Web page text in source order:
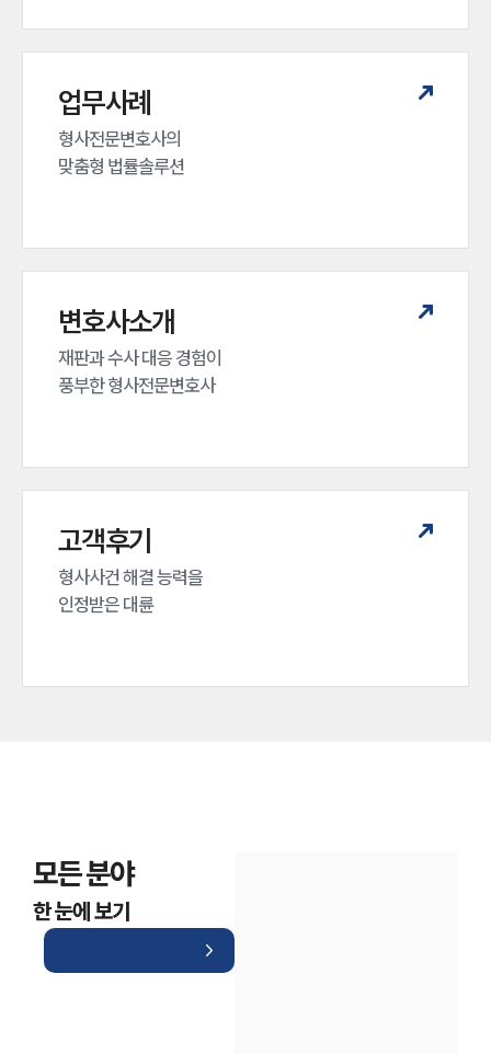
업무사례
형사전문변호사의
맞춤형 법률솔루션
변호사소개
재판과 수사 대응 경험이
풍부한 형사전문변호사
고객후기
형사사건 해결 능력을
인정받은 대륜
모든 분야
한 눈에 보기